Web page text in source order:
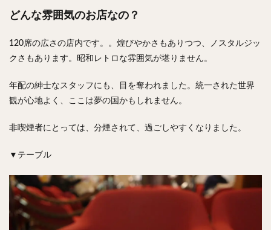
どんな雰囲気のお店なの？
120席の広さの店内です。。煌びやかさもありつつ、ノスタルジッ
クさもあります。昭和レトロな雰囲気が堪りません。
年配の紳士なスタッフにも、目を奪われました。統一された世界
観が心地よく、ここは夢の国かもしれません。
非喫煙者にとっては、分煙されて、過ごしやすくなりました。
▼テーブル